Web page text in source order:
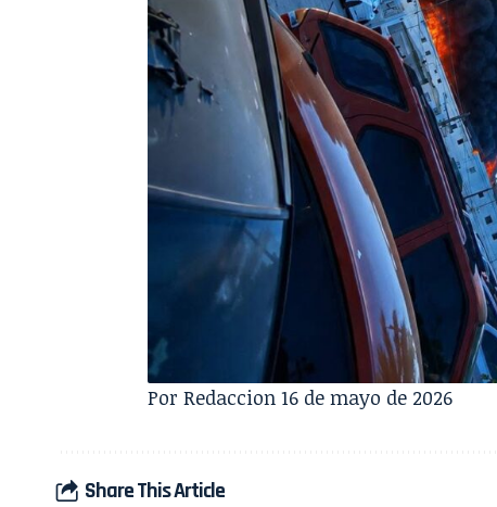
Por Redaccion 16 de mayo de 2026
Share This Article